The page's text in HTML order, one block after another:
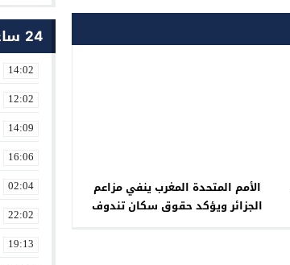
الأمم المتحدة المغرب ينفي مزاعم
الجزائر ويؤكد حقوق سكان تندوف
24 ساعة
14:02
12:02
14:09
16:06
02:04
22:02
19:13